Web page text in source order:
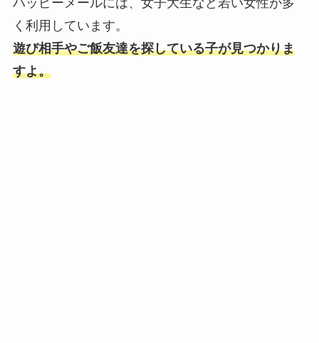
ハッピーメールには、女子大生など若い女性が多
く利用しています。
遊び相手やご飯友達を探している子が見つかりま
すよ。